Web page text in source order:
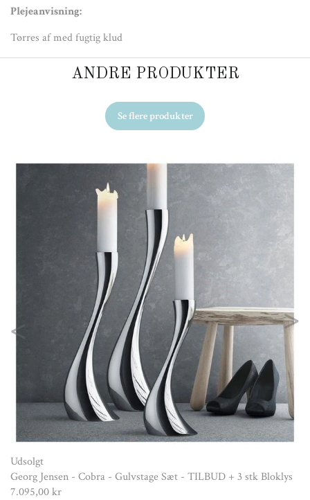
Plejeanvisning:
Tørres af med fugtig klud
ANDRE PRODUKTER
Se flere produkter
Previous
Udsolgt
Georg Jensen - Cobra - Gulvstage Sæt - TILBUD + 3 stk Bloklys
7.095,00 kr